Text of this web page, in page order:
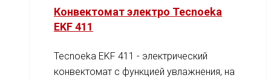
Конвектомат электро Tecnoeka
EKF 411
Tecnoeka EKF 411 - электрический
конвектомат с функцией увлажнения, на